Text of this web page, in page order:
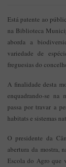
Está patente ao
na Biblioteca
aborda a
variedade de
freguesias do
A finalidade desta
enquadrando-se na
passa por travar a
habitats e sistemas
O presidente da
abertura da mostra,
Escola do Agro que